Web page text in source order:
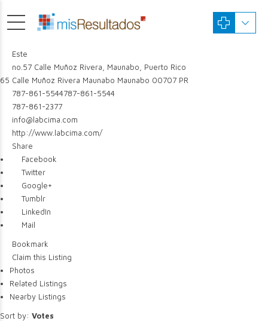
Este
no.57 Calle Muñoz Rivera, Maunabo, Puerto Rico
65 Calle Muñoz Rivera Maunabo Maunabo 00707 PR
787-861-5544787-861-5544
787-861-2377
info@labcima.com
http://www.labcima.com/
Share
Facebook
Twitter
Google+
Tumblr
LinkedIn
Mail
Bookmark
Claim this Listing
Photos
Related Listings
Nearby Listings
Sort by: Votes